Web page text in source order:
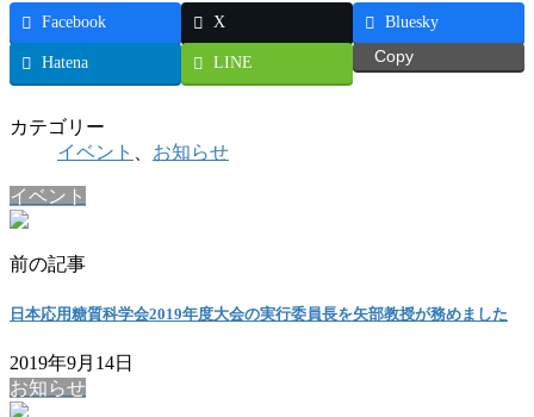
Facebook X Bluesky
Hatena LINE Copy
カテゴリー
イベント
お知らせ
イベント
前の記事
日本応用糖質科学会2019年度大会の実行委員長を矢部教授が務めました
2019年9月14日
お知らせ